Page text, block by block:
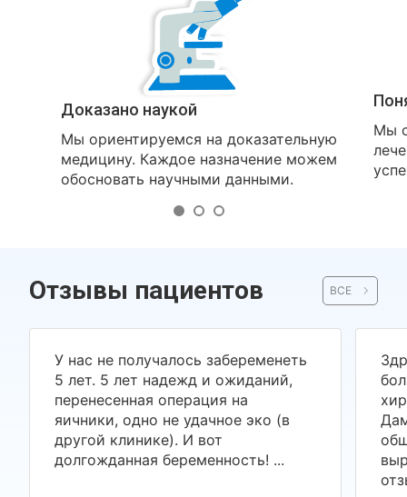
Доказано наукой
Мы ориентируемся на доказательную
медицину. Каждое назначение можем
обосновать научными данными.
Мы
Отзывы пациентов ВСЕ
У нас не получалось забеременеть
5 лет. 5 лет надежд и ожиданий,
перенесенная операция на
яичники, одно не удачное эко (в
другой клинике). И вот
долгожданная беременность! ...